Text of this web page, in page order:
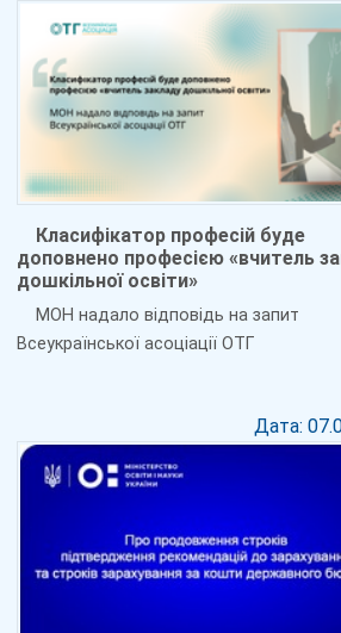
Класифікатор професій буде
доповнено професією «вчитель
дошкільної освіти»
МОН надало відповідь на запит
Всеукраїнської асоціації ОТГ
Дата: